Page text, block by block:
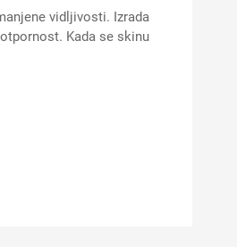
vidljivosti. Izrada
Kada se skinu